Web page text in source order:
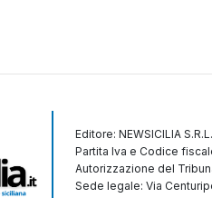
Editore: NEWSICILIA
Partita Iva e Codice
Autorizzazione del
Sede legale: Via